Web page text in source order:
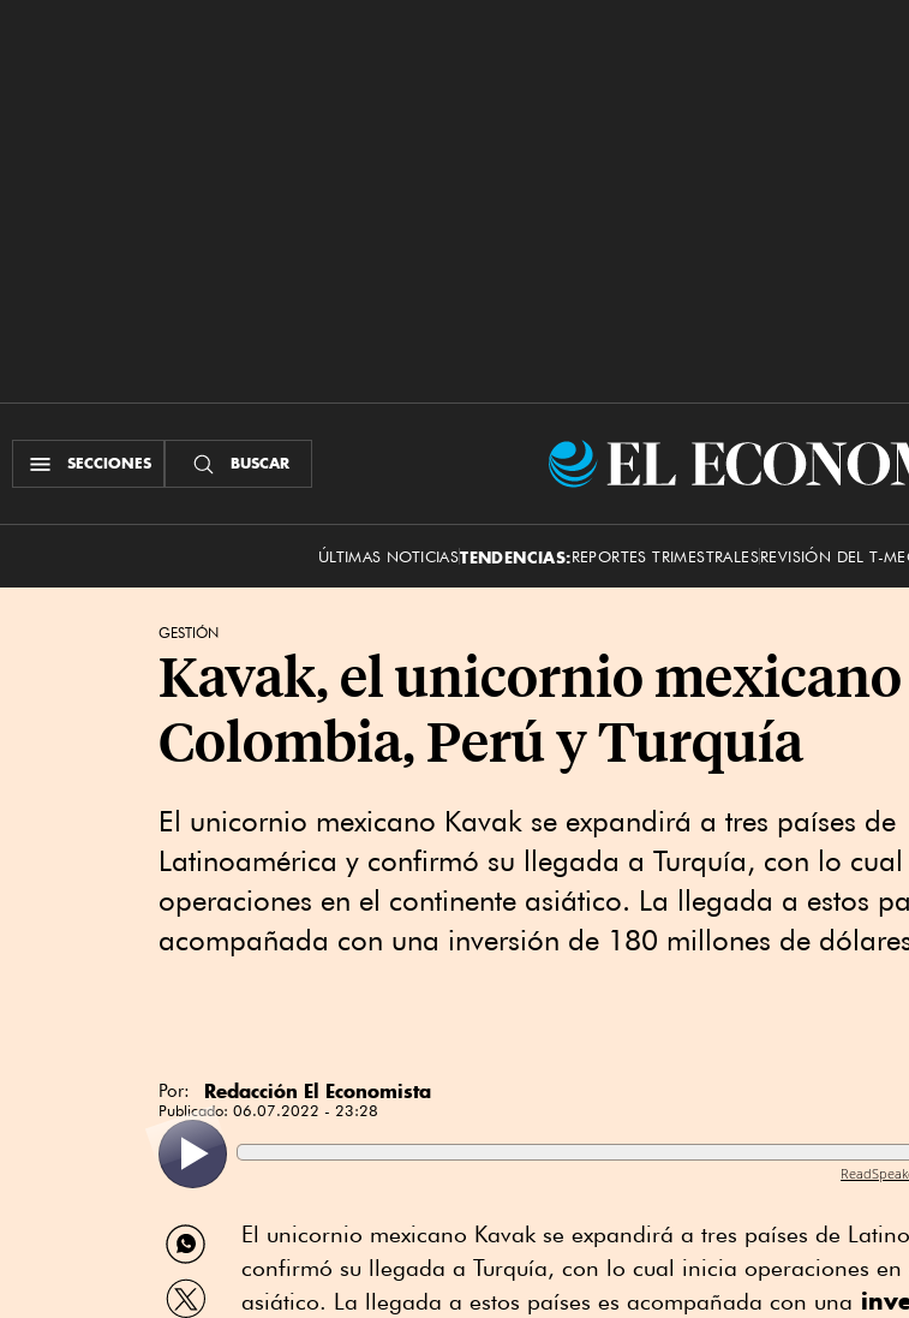
SECCIONES BUSCAR
El
ÚLTIMAS NOTICIASTENDENCIAS:REPORTES TRIMESTRALESREVISIÓN DEL T-
GESTIÓN
Kavak, el unicornio mexicano
Colombia, Perú y Turquía
El unicornio mexicano Kavak se expandirá a tres países de
Latinoamérica y confirmó su llegada a Turquía, con lo
operaciones en el continente asiático. La llegada a estos
acompañada con una inversión de 180 millones de
Por: Redacción El Economista
Publicado: 06.07.2022 - 23:28
Compartir
por
WhatsApp
Compartir
por
El unicornio mexicano Kavak se expandirá a tres países de
confirmó su llegada a Turquía, con lo cual inicia operaciones en
asiático. La llegada a estos países es acompañada con una